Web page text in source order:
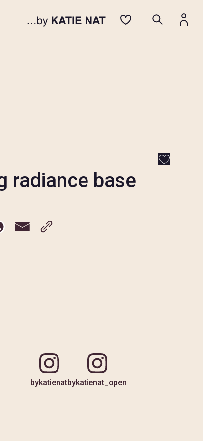
radiance base
bykatienatbykatienat_open